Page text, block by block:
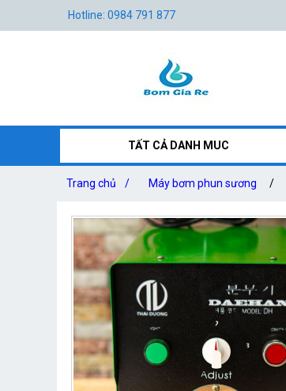
Hotline: 0984 791 877
TẤT CẢ DANH MUC
Trang chủ / Máy bơm phun sương /